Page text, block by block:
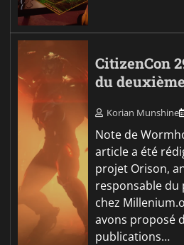
CitizenCon
du
Korian Munshine
Note de
article a été
projet Orison,
responsable du
chez
avons proposé
publications…